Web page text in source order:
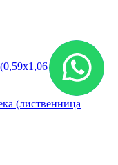
(лиственница